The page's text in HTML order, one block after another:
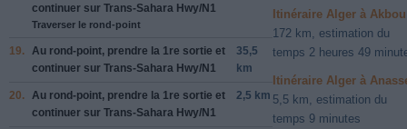
continuer sur Trans-Sahara Hwy/N1
Traverser le rond-point
19. Au rond-point, prendre la 1re sortie et
continuer sur Trans-Sahara Hwy/N1
35,5
km
20. Au rond-point, prendre la 1re sortie et
continuer sur Trans-Sahara Hwy/N1
2,5 km
Itinéraire Alger à Akbou
172 km, estimation du
temps 2 heures 49
Itinéraire Alger à
5,5 km, estimation du
temps 9 minutes